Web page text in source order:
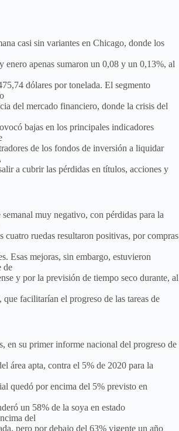
casi sin variantes en Chicago, donde los
enero apenas sumaron un 0,08 y un 0,13%, al
dólares por tonelada. El segmento
del mercado financiero, donde la crisis del
bajas en los principales indicadores
de los fondos de inversión a liquidar
a cubrir las pérdidas en títulos, acciones y
muy negativo, con pérdidas para la
cuatro ruedas resultaron positivas, por compras
Esas mejoras, sin embargo, estuvieron
de
y por la previsión de tiempo seco durante, al
que facilitarían el progreso de las tareas de
en su primer informe nacional del progreso de
área apta, contra el 5% de 2020 para la
quedó por encima del 5% previsto en
un 58% de la soya en estado
del
pero por debajo del 63% vigente un año